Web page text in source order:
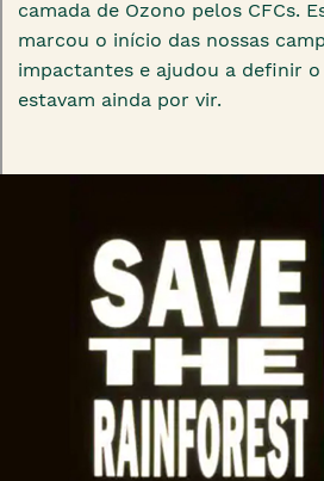
camada de Ozono pelos CFCs.
marcou o início das nossas
impactantes e ajudou a definir
estavam ainda por vir.